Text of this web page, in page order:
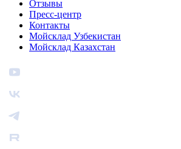
Отзывы
Пресс-центр
Контакты
Мойсклад Узбекистан
Мойсклад Казахстан